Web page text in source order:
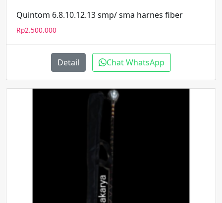
Quintom 6.8.10.12.13 smp/ sma harnes fiber
Rp2.500.000
Detail Chat WhatsApp